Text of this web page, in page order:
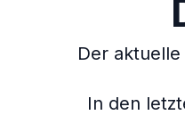
Der aktuelle
In den